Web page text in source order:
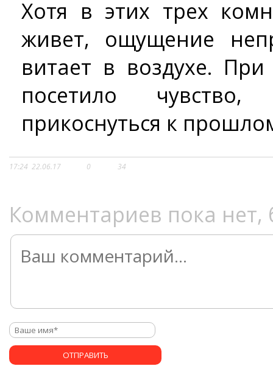
Хотя в этих трех
живет, ощущение
витает в воздухе.
посетило
прикоснуться к
17:24 22.06.17 0 34
Комментариев пока нет,